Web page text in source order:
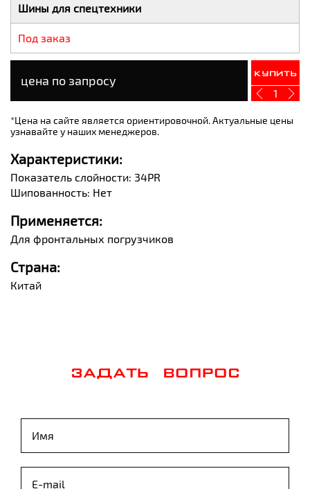
Шины для спецтехники
Под заказ
цена по запросу Купить
1
*Цена на сайте является ориентировочной. Актуальные цены
узнавайте у наших менеджеров.
Характеристики:
Показатель слойности: 34PR
Шипованность: Нет
Применяется:
Для фронтальных погрузчиков
Страна:
Китай
ЗАДАТЬ ВОПРОС